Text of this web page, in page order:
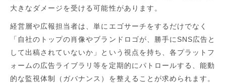
大きなダメージを受ける可能性があります。
経営層や広報担当者は、単にエゴサーチをするだけでなく
「自社のトップの肖像やブランドロゴが、勝手にSNS広告と
して出稿されていないか」という視点を持ち、各プラットフ
ォームの広告ライブラリ等を定期的にパトロールする、能動
的な監視体制（ガバナンス）を整えることが求められます。